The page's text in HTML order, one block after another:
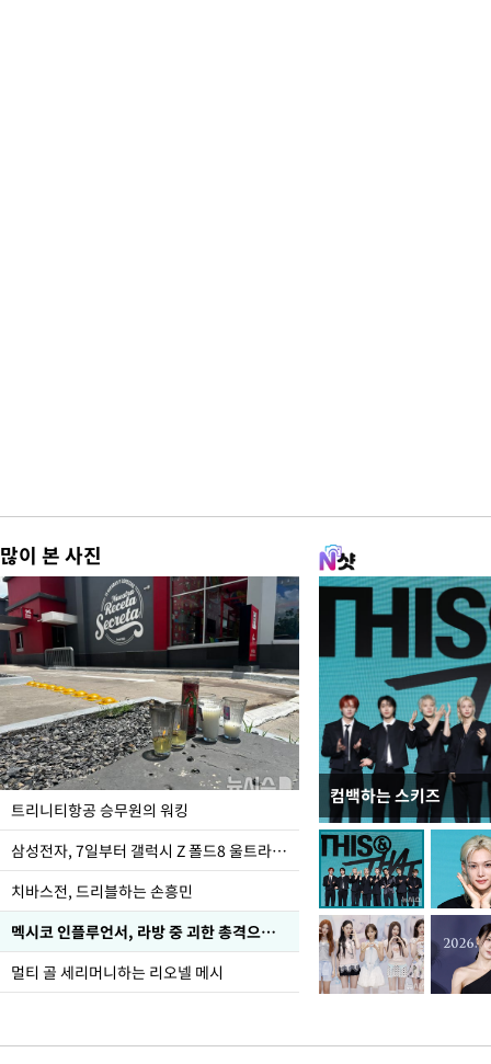
많이 본 사진
트리니티항공 승무원의 워킹
삼성전자, 7일부터 갤럭시 Z 폴드8 울트라·폴드8·플립8 출시
치바스전, 드리블하는 손흥민
멕시코 인플루언서, 라방 중 괴한 총격으로 사망
멀티 골 세리머니하는 리오넬 메시
컴백하는 스키즈
입추 하루 앞둔 전남
폭염